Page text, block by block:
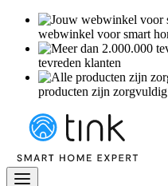
webwinkel voor smart
tevreden klanten
producten zijn